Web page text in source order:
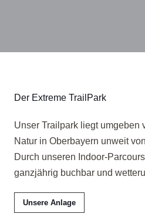
Der Extreme TrailPark
Unser Trailpark liegt umgeben
Natur in Oberbayern unweit
Durch unseren Indoor-
ganzjährig buchbar und
Unsere Anlage